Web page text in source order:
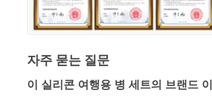
자주 묻는 질문
이 실리콘 여행용 병 세트의 브랜드